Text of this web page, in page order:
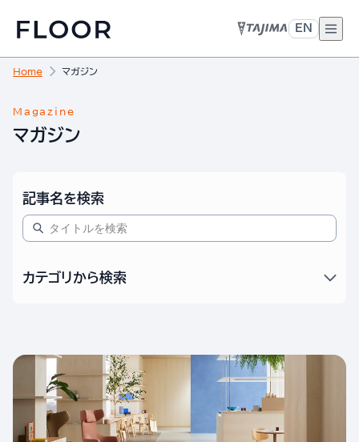
EN
Home マガジン
Magazine
マガジン
記事名を検索
カテゴリから検索